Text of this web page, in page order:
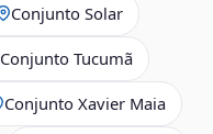
Conjunto Solar
Conjunto Tucumã
Conjunto Xavier Maia